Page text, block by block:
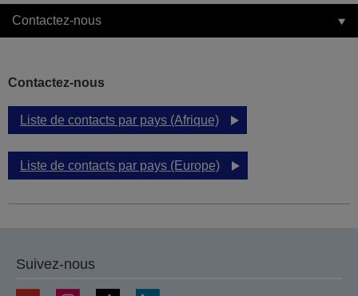
Contactez-nous
Contactez-nous
Liste de contacts par pays (Afrique)
Liste de contacts par pays (Europe)
Suivez-nous